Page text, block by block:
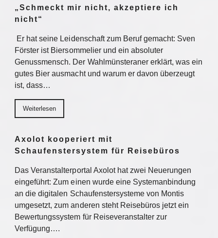
„Schmeckt mir nicht, akzeptiere ich
nicht“
Er hat seine Leidenschaft zum Beruf gemacht: Sven
Förster ist Biersommelier und ein absoluter
Genussmensch. Der Wahlmünsteraner erklärt, was ein
gutes Bier ausmacht und warum er davon überzeugt
ist, dass…
Weiterlesen
Axolot kooperiert mit
Schaufenstersystem für Reisebüros
Das Veranstalterportal Axolot hat zwei Neuerungen
eingeführt: Zum einen wurde eine Systemanbindung
an die digitalen Schaufenstersysteme von Montis
umgesetzt, zum anderen steht Reisebüros jetzt ein
Bewertungssystem für Reiseveranstalter zur
Verfügung….